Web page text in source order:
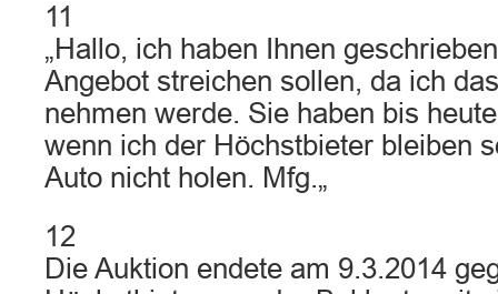
11
„Hallo, ich haben Ihnen
Angebot streichen sollen, da ich
nehmen werde. Sie haben bis
wenn ich der Höchstbieter bleiben
Auto nicht holen. Mfg.„
12
Die Auktion endete am 9.3.2014